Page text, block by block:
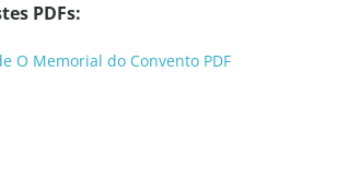
PDFs:
O Memorial do Convento PDF